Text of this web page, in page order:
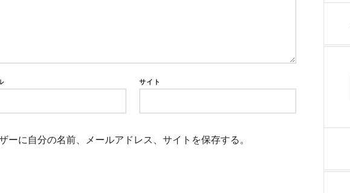
サイト
ーに自分の名前、メールアドレス、サイトを保存する。